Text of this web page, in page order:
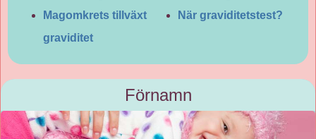
Magomkrets tillväxt
graviditet
När graviditetstest?
Förnamn